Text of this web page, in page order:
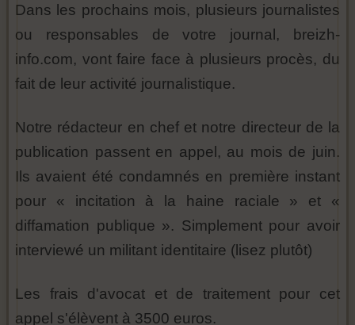
Dans les prochains mois, plusieurs journalistes
ou responsables de votre journal, breizh-
info.com, vont faire face à plusieurs procès, du
fait de leur activité journalistique.
Notre rédacteur en chef et notre directeur de la
publication passent en appel, au mois de juin.
Ils avaient été condamnés en première instant
pour « incitation à la haine raciale » et «
diffamation publique ». Simplement pour avoir
interviewé un militant identitaire (lisez plutôt)
Les frais d'avocat et de traitement pour cet
appel s'élèvent à 3500 euros.